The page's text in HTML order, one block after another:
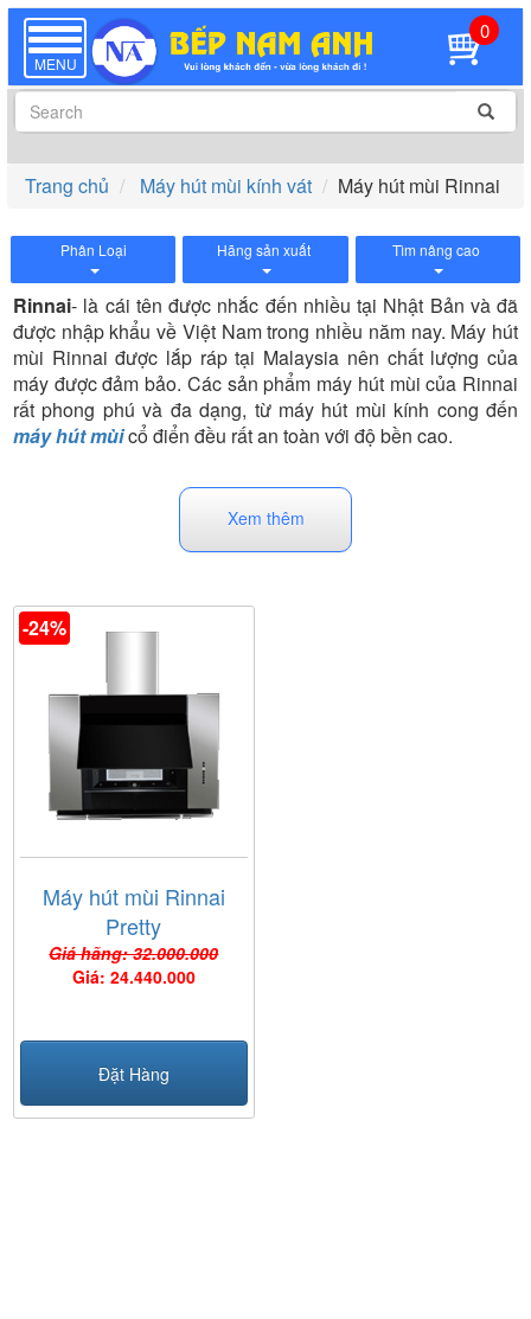
TOGGLE
NAVIGATION
MENU
0
Trang chủ Máy hút mùi kính vát Máy hút mùi Rinnai
Phân Loại Hãng sản xuất Tìm nâng cao
Rinnai- là cái tên được nhắc đến nhiều tại Nhật Bản và đã
được nhập khẩu về Việt Nam trong nhiều năm nay. Máy hút
mùi Rinnai được lắp ráp tại Malaysia nên chất lượng của
máy được đảm bảo. Các sản phẩm máy hút mùi của Rinnai
rất phong phú và đa dạng, từ máy hút mùi kính cong đến
máy hút mùicổ điển đều rất an toàn với độ bền cao.
Xem thêm
-24%
Máy hút mùi Rinnai
Pretty
Giá hãng: 32.000.000
Giá: 24.440.000
Đặt Hàng